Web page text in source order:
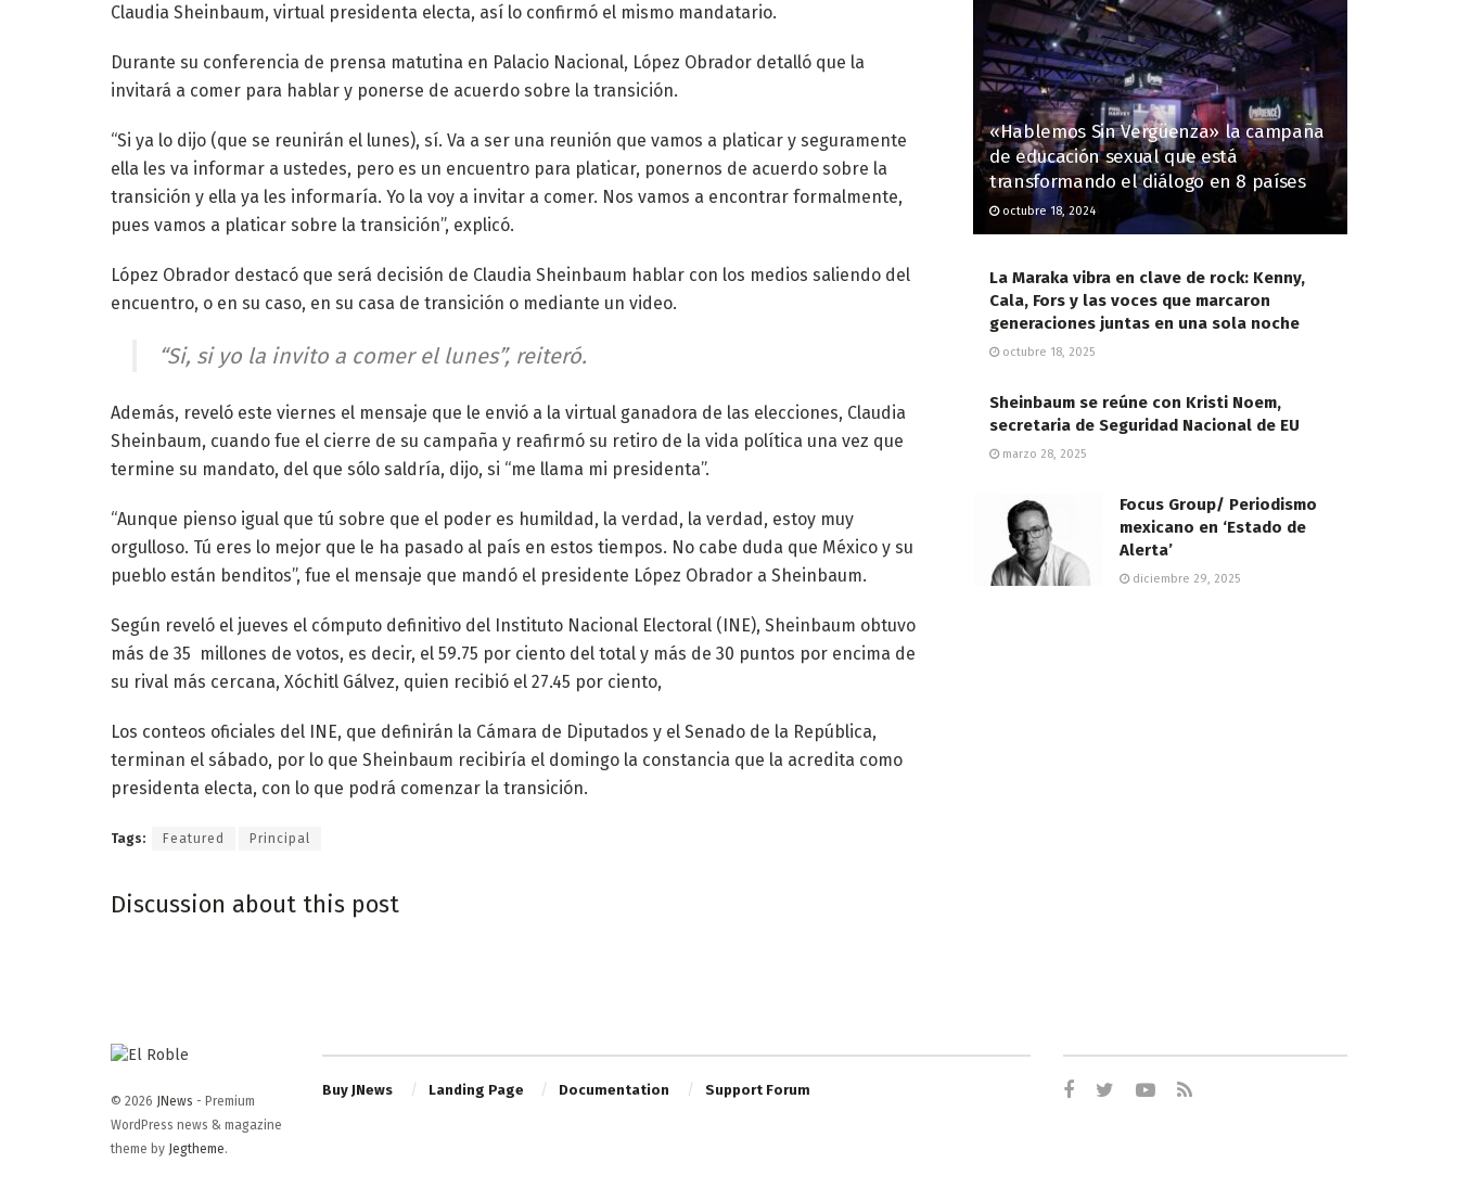
Claudia Sheinbaum, virtual presidenta electa, así lo confirmó el mismo mandatario.
Durante su conferencia de prensa matutina en Palacio Nacional, López Obrador detalló que la
invitará a comer para hablar y ponerse de acuerdo sobre la transición.
“Si ya lo dijo (que se reunirán el lunes), sí. Va a ser una reunión que vamos a platicar y seguramente
ella les va informar a ustedes, pero es un encuentro para platicar, ponernos de acuerdo sobre la
transición y ella ya les informaría. Yo la voy a invitar a comer. Nos vamos a encontrar formalmente,
pues vamos a platicar sobre la transición”, explicó.
López Obrador destacó que será decisión de Claudia Sheinbaum hablar con los medios saliendo del
encuentro, o en su caso, en su casa de transición o mediante un video.
“Si, si yo la invito a comer el lunes”, reiteró.
Además, reveló este viernes el mensaje que le envió a la virtual ganadora de las elecciones, Claudia
Sheinbaum, cuando fue el cierre de su campaña y reafirmó su retiro de la vida política una vez que
termine su mandato, del que sólo saldría, dijo, si “me llama mi presidenta”.
“Aunque pienso igual que tú sobre que el poder es humildad, la verdad, la verdad, estoy muy
orgulloso. Tú eres lo mejor que le ha pasado al país en estos tiempos. No cabe duda que México y su
pueblo están benditos”, fue el mensaje que mandó el presidente López Obrador a Sheinbaum.
Según reveló el jueves el cómputo definitivo del Instituto Nacional Electoral (INE), Sheinbaum obtuvo
más de 35 millones de votos, es decir, el 59.75 por ciento del total y más de 30 puntos por encima de
su rival más cercana, Xóchitl Gálvez, quien recibió el 27.45 por ciento,
Los conteos oficiales del INE, que definirán la Cámara de Diputados y el Senado de la República,
terminan el sábado, por lo que Sheinbaum recibiría el domingo la constancia que la acredita como
presidenta electa, con lo que podrá comenzar la transición.
Tags: Featured Principal
Discussion about this post
«Hablemos Sin Vergüenza» la campaña
de educación sexual que está
transformando el diálogo en 8 países
octubre 18, 2024
La Maraka vibra en clave de rock: Kenny,
Cala, Fors y las voces que marcaron
generaciones juntas en una sola noche
octubre 18, 2025
Sheinbaum se reúne con Kristi Noem,
secretaria de Seguridad Nacional de EU
marzo 28, 2025
Focus Group/ Periodismo
mexicano en ‘Estado de
Alerta’
diciembre 29, 2025
© 2026 JNews - Premium
WordPress news & magazine
theme by Jegtheme.
Buy JNews Landing Page Documentation Support Forum